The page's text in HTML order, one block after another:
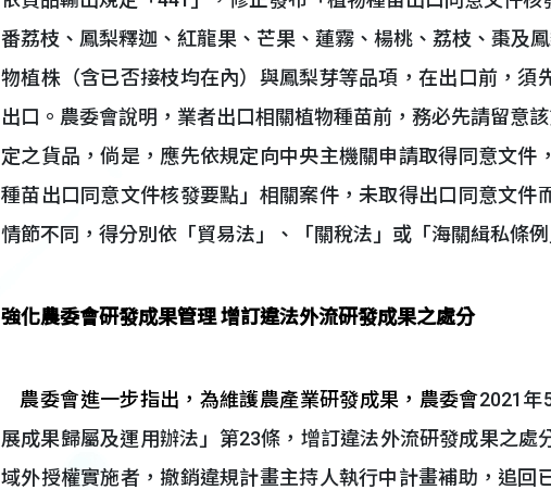
番荔枝、鳳梨釋迦、紅龍果、芒果、蓮霧、楊桃、荔枝、棗及
物植株（含已否接枝均在內）與鳳梨芽等品項，在出口前，須
出口。農委會說明，業者出口相關植物種苗前，務必先請留意
定之貨品，倘是，應先依規定向中央主機關申請取得同意文件
種苗出口同意文件核發要點」相關案件，未取得出口同意文件
情節不同，得分別依「貿易法」、「關稅法」或「海關緝私條例
強化農委會研發成果管理 增訂違法外流研發成果之處分
農委會進一步指出，為維護農產業研發成果，農委會2021年
展成果歸屬及運用辦法」第23條，增訂違法外流研發成果之處
域外授權實施者，撤銷違規計畫主持人執行中計畫補助，追回